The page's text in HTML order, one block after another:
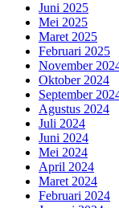
Juni 2025
Mei 2025
Maret 2025
Februari 2025
November
Oktober 2024
September
Agustus 2024
Juli 2024
Juni 2024
Mei 2024
April 2024
Maret 2024
Februari 2024